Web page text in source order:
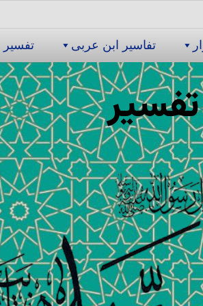
تفاسیر ابن عربى تفسیر
تفسیر